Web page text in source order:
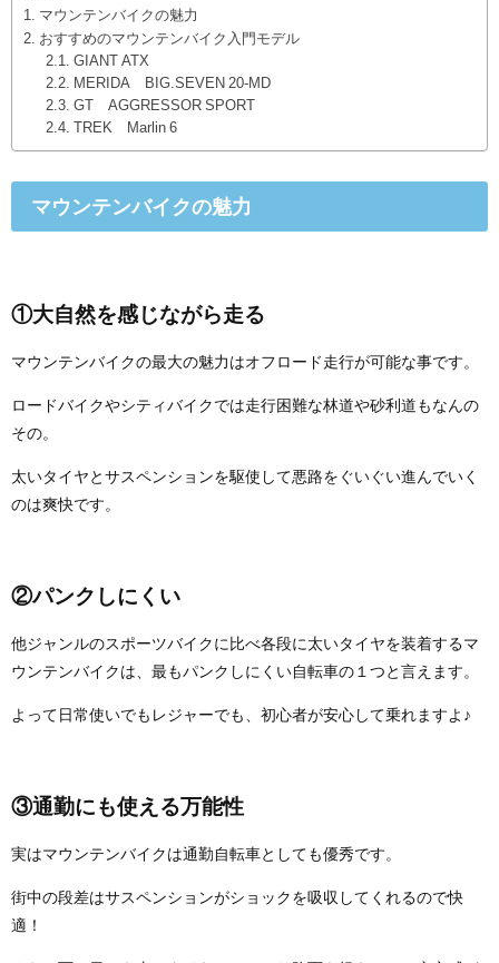
マウンテンバイクの魅力
おすすめのマウンテンバイク入門モデル
GIANT ATX
MERIDA BIG.SEVEN 20-MD
GT AGGRESSOR SPORT
TREK Marlin 6
マウンテンバイクの魅力
①大自然を感じながら走る
マウンテンバイクの最大の魅力はオフロード走行が可能な事です。
ロードバイクやシティバイクでは走行困難な林道や砂利道もなんの
その。
太いタイヤとサスペンションを駆使して悪路をぐいぐい進んでいく
のは爽快です。
②パンクしにくい
他ジャンルのスポーツバイクに比べ各段に太いタイヤを装着するマ
ウンテンバイクは、最もパンクしにくい自転車の１つと言えます。
よって日常使いでもレジャーでも、初心者が安心して乗れますよ♪
③通勤にも使える万能性
実はマウンテンバイクは通勤自転車としても優秀です。
街中の段差はサスペンションがショックを吸収してくれるので快
適！